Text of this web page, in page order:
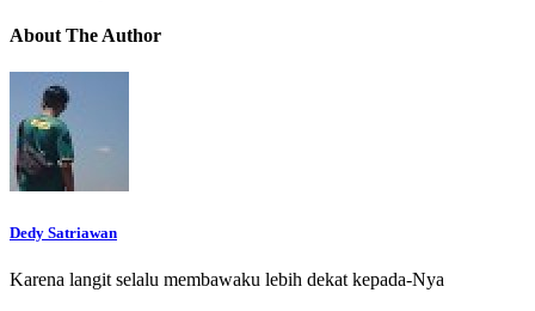
About The Author
Dedy Satriawan
Karena langit selalu membawaku lebih dekat kepada-Nya